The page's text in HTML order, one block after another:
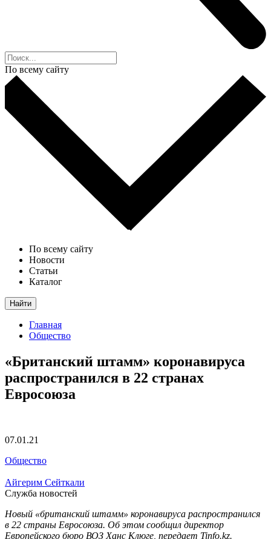
По всему сайту
По всему сайту
Новости
Статьи
Каталог
Найти
Главная
Общество
«Британский штамм» коронавируса
распространился в 22 странах
Евросоюза
07.01.21
Общество
Айгерим Сейткали
Служба новостей
Новый «британский штамм» коронавируса распространился
в 22 страны Евросоюза. Об этом сообщил директор
Европейского бюро ВОЗ Ханс Клюге, передает Tinfo.kz.